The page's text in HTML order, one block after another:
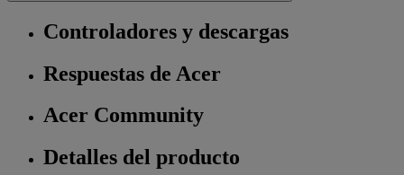
Controladores y descargas
Respuestas de Acer
Acer Community
Detalles del producto